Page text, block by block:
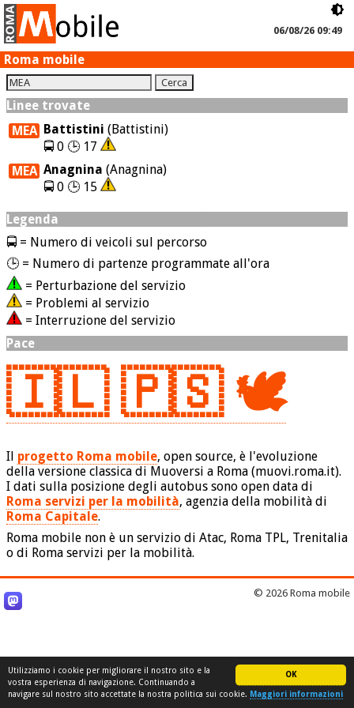
OK
Utilizziamo i cookie per migliorare il nostro sito e la
vostra esperienza di navigazione. Continuando a
navigare sul nostro sito accettate la nostra politica sui cookie. Maggiori informazioni
06/08/26 09:49
Roma mobile
Linee trovate
MEA
Battistini (Battistini)
🚍 0 🕒 17
MEA Anagnina (Anagnina)
🚍 0 🕒 15
Legenda
🚍 = Numero di veicoli sul percorso
🕒 = Numero di partenze programmate all'ora
= Perturbazione del servizio
= Problemi al servizio
= Interruzione del servizio
Pace
🇮🇱 🇵🇸 🕊️
Il progetto Roma mobile, open source, è l'evoluzione
della versione classica di Muoversi a Roma (muovi.roma.it).
I dati sulla posizione degli autobus sono open data di
Roma servizi per la mobilità, agenzia della mobilità di
Roma Capitale.
Roma mobile non è un servizio di Atac, Roma TPL, Trenitalia
o di Roma servizi per la mobilità.
© 2026 Roma mobile